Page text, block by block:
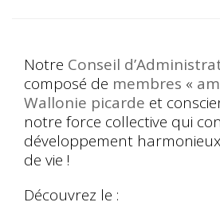
Notre Conseil
composé de membres «
Wallonie picarde et
notre force collective qui
développement
de vie !
Découvrez le :